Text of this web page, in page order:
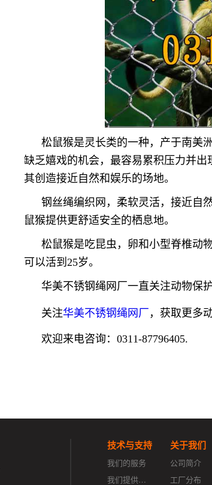
松鼠猴是灵长类的一种，产于南美
缺乏嬉戏的机会，最容易累积压力并
其创造接近自然和娱乐的场地。
钢丝绳编织网，柔软灵活，接近自
鼠猴提供更舒适安全的栖息地。
松鼠猴是吃昆虫，卵和小型脊椎动
可以活到25岁。
华美不锈钢绳网厂一直关注动物保
关注华美不锈钢绳网厂 ，获取更多
欢迎来电咨询：0311-87796405.
技术与支持
我们的服务
我们提供的支持
关于我们
公司简介
工厂分布